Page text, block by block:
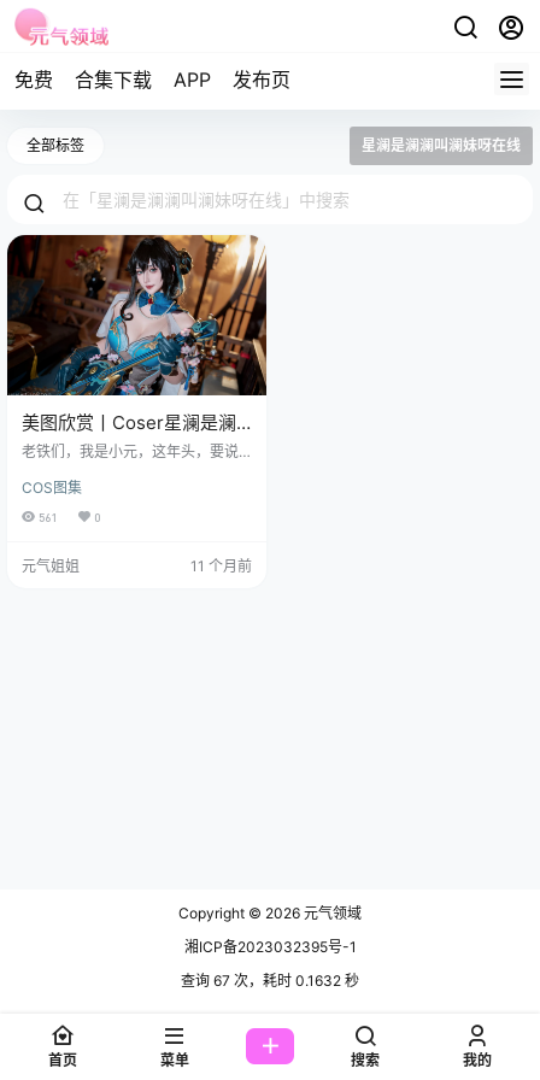
免费 合集下载 APP 发布页
全部标签 星澜是澜澜叫澜妹呀在线
美图欣赏丨Coser星澜是澜
澜叫澜妹呀:NO.048-崩坏星
老铁们，我是小元，这年头，要说
银，大概就是美和创造了，尤其是
在COSPLAY这个圈子里，那真是创
要说的这位，就是其中的佼佼者Cos
COS图集
561 0
元气姐姐 11 个月前
Copyright © 2026 元气领域
湘ICP备2023032395号-1
查询 67 次，耗时 0.1632 秒
首页 菜单 搜索 我的